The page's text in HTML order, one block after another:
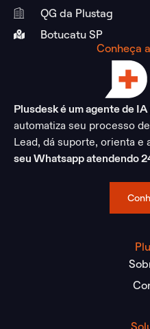
QG da Plustag
Botucatu SP
Conheça
Plusdesk é um agente de IA
automatiza seu processo
Lead, dá suporte, orienta e
seu Whatsapp atendendo